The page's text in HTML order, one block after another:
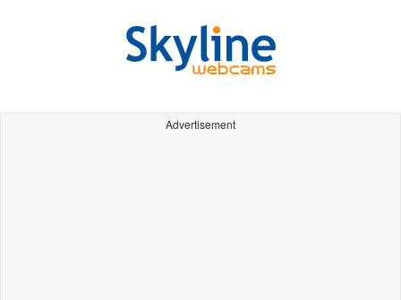
Advertisement